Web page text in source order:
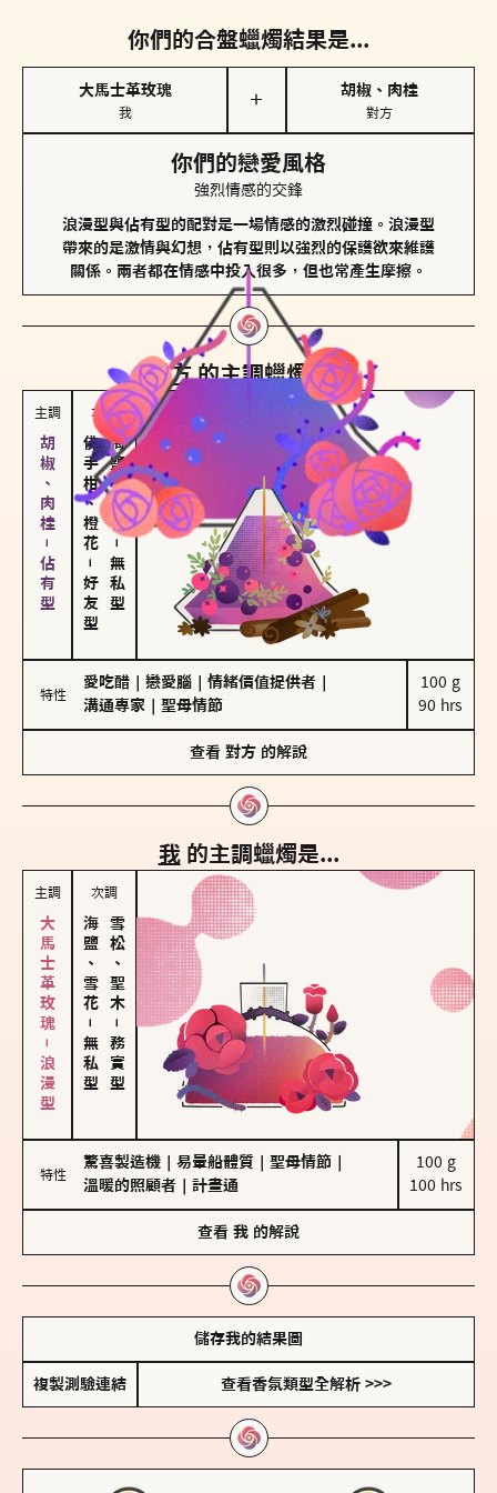
你們的合盤蠟燭結果是...
大馬士革玫瑰
我
＋
胡椒、肉桂
對方
你們的戀愛風格
強烈情感的交鋒
浪漫型與佔有型的配對是一場情感的激烈碰撞。浪漫型
帶來的是激情與幻想，佔有型則以強烈的保護欲來維護
關係。兩者都在情感中投入很多，但也常產生摩擦。
對方的主調蠟燭是...
主調
胡椒、肉桂－佔有型
次調
佛手柑、橙花
－
好友型
海鹽、雪花
－
無私型
特性
愛吃醋 戀愛腦 情緒價值提供者
溝通專家
聖母情節
100 g
90 hrs
查看 對方 的解說
我 的主調蠟燭是...
主調
大馬士革玫瑰－浪漫型
次調
海鹽、雪花
－
無私型
雪松、聖木
－
務實型
特性
驚喜製造機 易暈船體質 聖母情節
溫暖的照顧者
計畫通
100 g
100 hrs
查看 我 的解說
儲存我的結果圖
複製測驗連結 查看香氛類型全解析 >>>